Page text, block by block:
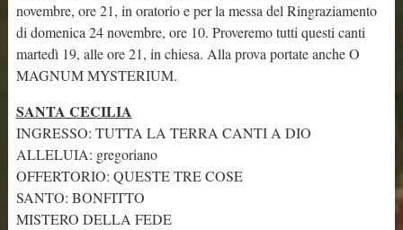
novembre, ore 21, in oratorio e per la messa del Ringraziamento
di domenica 24 novembre, ore 10. Proveremo tutti questi canti
martedì 19, alle ore 21, in chiesa. Alla prova portate anche O
MAGNUM MYSTERIUM.
SANTA CECILIA
INGRESSO: TUTTA LA TERRA CANTI A DIO
ALLELUIA: gregoriano
OFFERTORIO: QUESTE TRE COSE
SANTO: BONFITTO
MISTERO DELLA FEDE